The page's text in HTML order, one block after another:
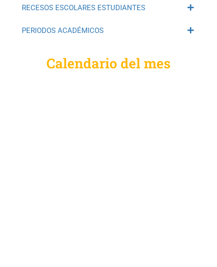
RECESOS ESCOLARES ESTUDIANTES
PERIODOS ACADÉMICOS
Calendario del mes